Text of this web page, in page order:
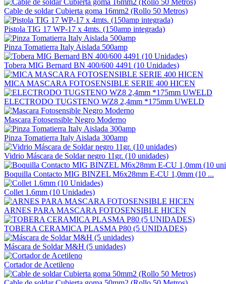
Cable de soldar Cubierta goma 16mm2 (Rollo 50 Metros)
Pistola TIG 17 WP-17 x 4mts. (150amp integrada)
Pinza Tomatierra Italy Aislada 500amp
Tobera MIG Bernard BN 400/600 4491 (10 Unidades)
MICA MASCARA FOTOSENSIBLE SERIE 400 HICEN
ELECTRODO TUGSTENO WZ8 2,4mm *175mm UWELD
Mascara Fotosensible Negro Moderno
Pinza Tomatierra Italy Aislada 300amp
Vidrio Máscara de Soldar negro 11gr. (10 unidades)
Boquilla Contacto MIG BINZEL M6x28mm E-CU 1,0mm (10 ...
Collet 1.6mm (10 Unidades)
ARNES PARA MASCARA FOTOSENSIBLE HICEN
TOBERA CERAMICA PLASMA P80 (5 UNIDADES)
Máscara de Soldar M&H (5 unidades)
Cortador de Acetileno